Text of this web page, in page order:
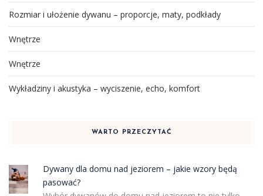
Rozmiar i ułożenie dywanu – proporcje, maty, podkłady
Wnętrze
Wnętrze
Wykładziny i akustyka – wyciszenie, echo, komfort
WARTO PRZECZYTAĆ
Dywany dla domu nad jeziorem – jakie wzory będą
pasować?